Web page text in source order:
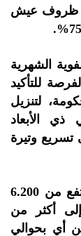
ظروف عيش
الشهرية
للتأكيد
لتنزيل
ذي الأبعاد
تسريع وتيرة
وأكد أخنوش أن المعدل السنوي للإنجاز ارتفع من 6.200
في الفترة 2018-2021، إلى أكثر من
أي بحوالي